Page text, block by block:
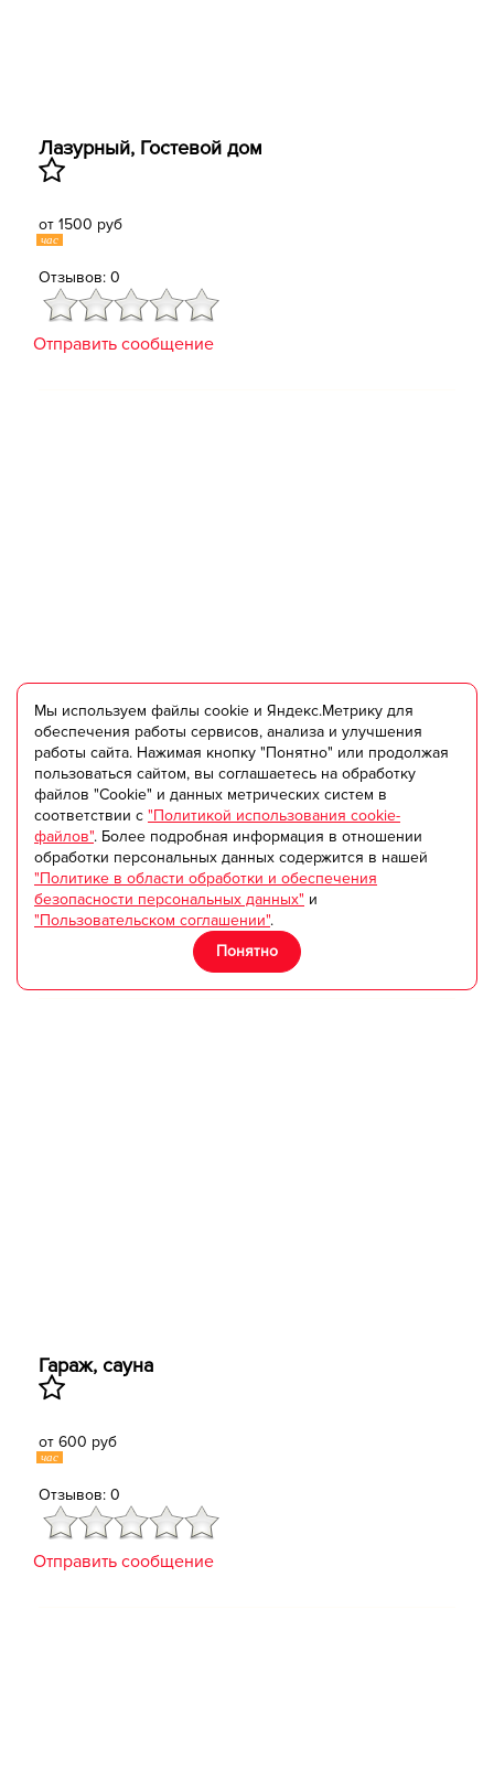
Лазурный, Гостевой дом
от 1500 руб
час
Отзывов: 0
Отправить сообщение
Банный Двор
от 600 руб
час
Отзывов: 0
Отправить сообщение
Гараж, сауна
от 600 руб
час
Отзывов: 0
Отправить сообщение
Мы используем файлы cookie и Яндекс.Метрику для
обеспечения работы сервисов, анализа и улучшения
работы сайта. Нажимая кнопку "Понятно" или продолжая
пользоваться сайтом, вы соглашаетесь на обработку
файлов "Cookie" и данных метрических систем в
соответствии с "Политикой использования cookie-
файлов". Более подробная информация в отношении
обработки персональных данных содержится в нашей
"Политике в области обработки и обеспечения
безопасности персональных данных" и
"Пользовательском соглашении".
Понятно